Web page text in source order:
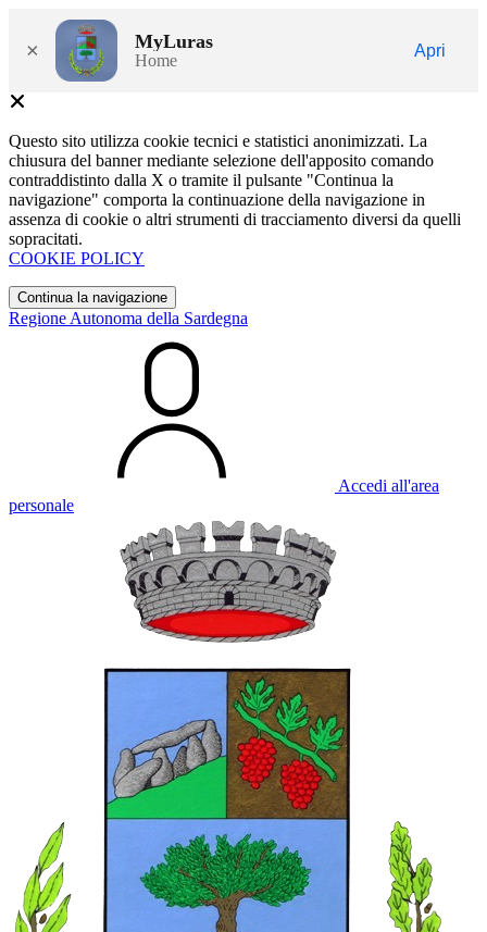
× MyLuras
Home
Apri
Questo sito utilizza cookie tecnici e statistici anonimizzati. La
chiusura del banner mediante selezione dell'apposito comando
contraddistinto dalla X o tramite il pulsante "Continua la
navigazione" comporta la continuazione della navigazione in
assenza di cookie o altri strumenti di tracciamento diversi da quelli
sopracitati.
COOKIE POLICY
Continua la navigazione
Regione Autonoma della Sardegna
Accedi all'area
personale